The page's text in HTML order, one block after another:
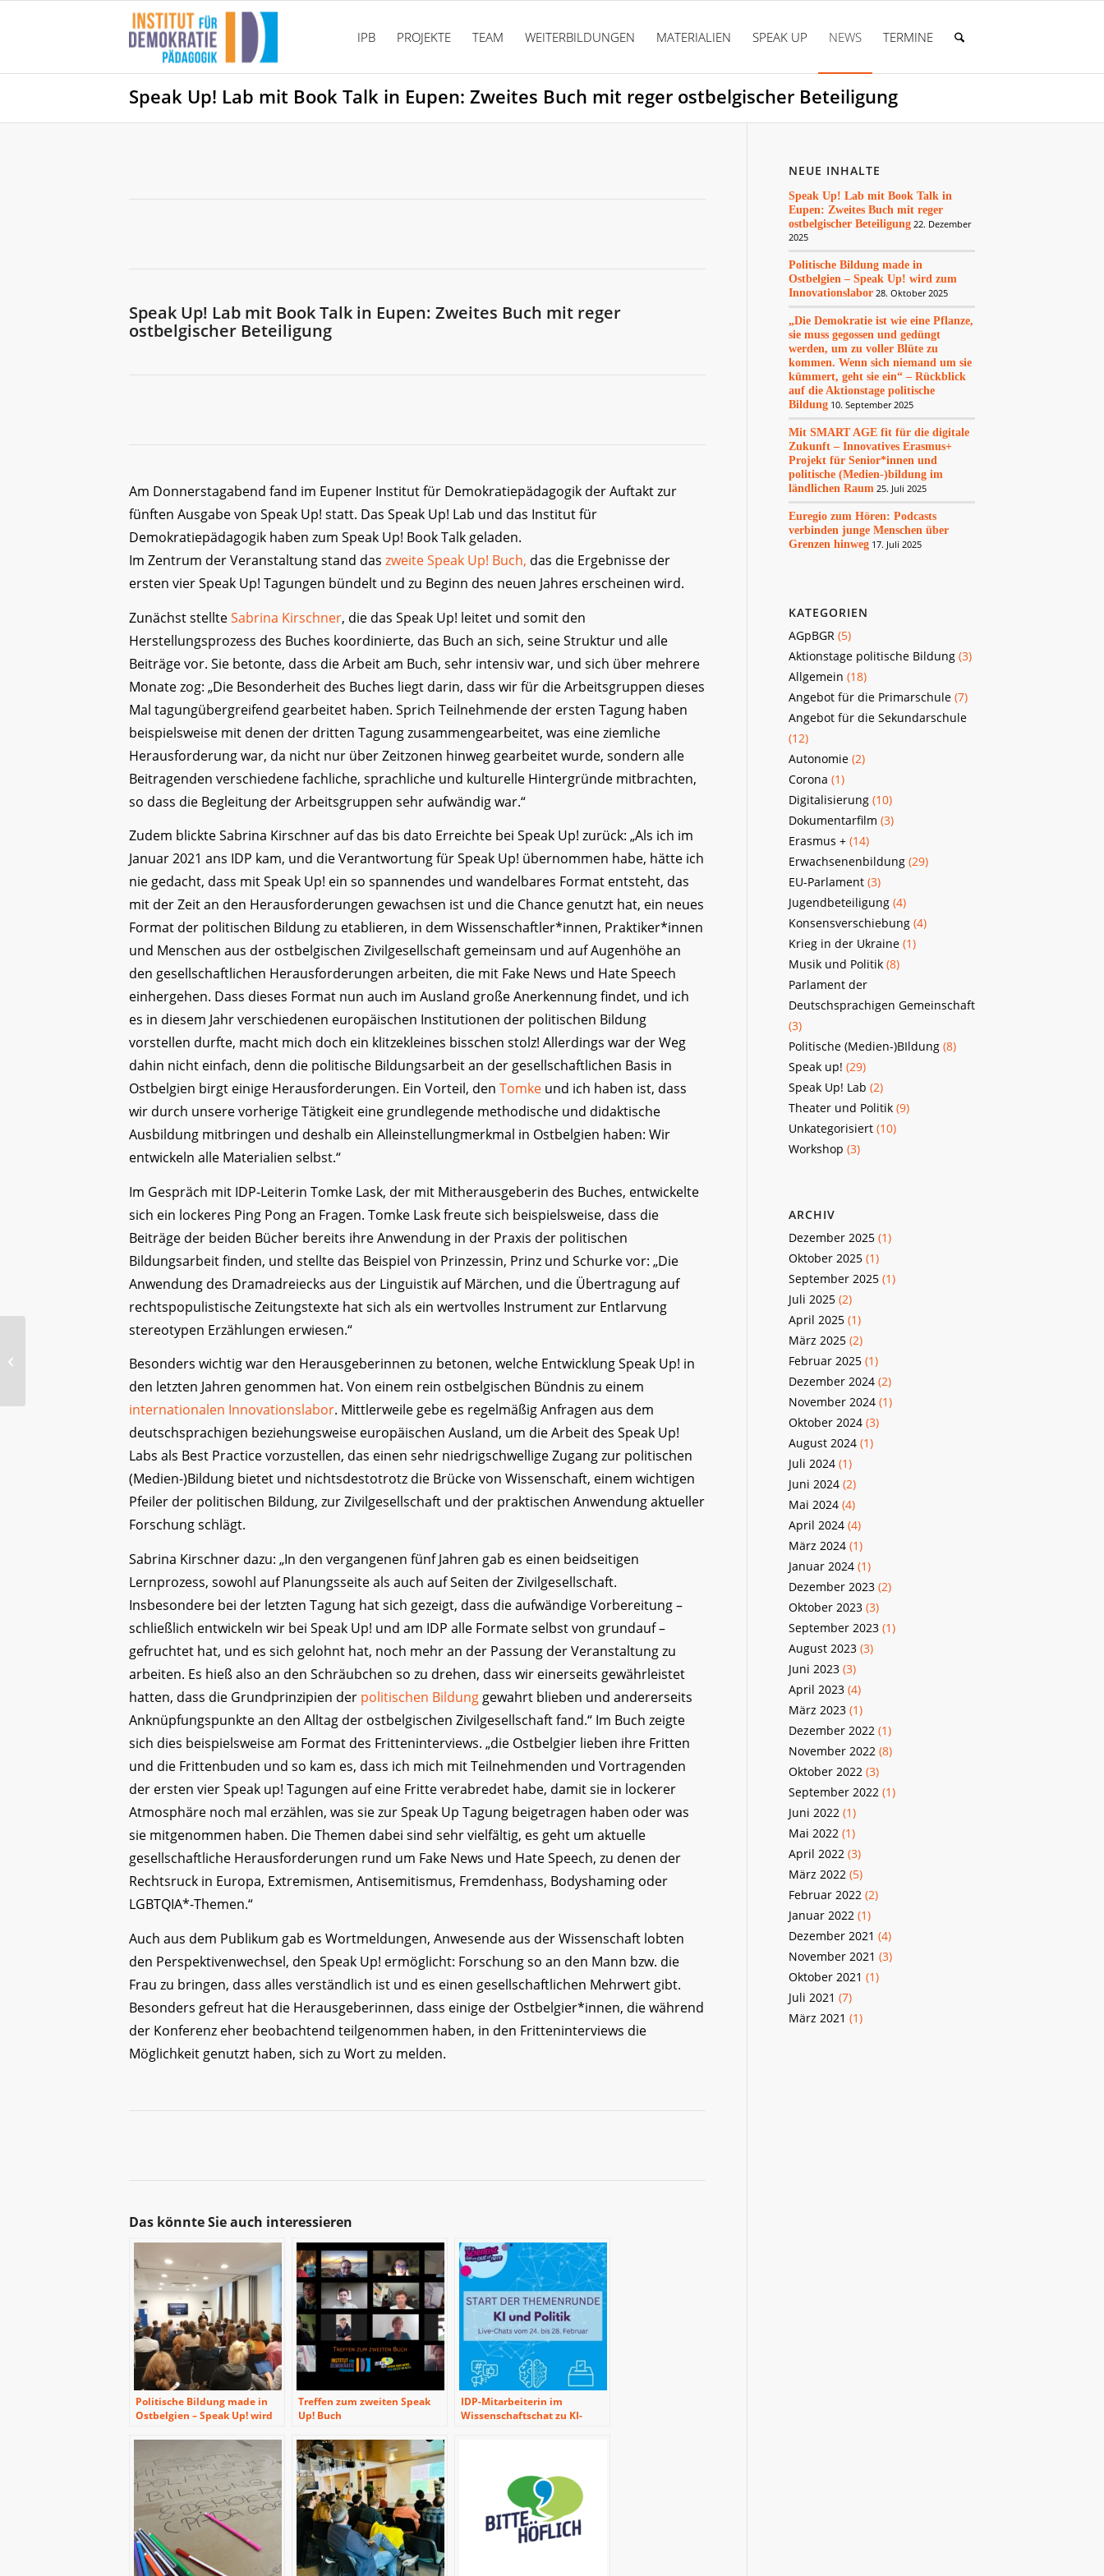
IPB PROJEKTE TEAM WEITERBILDUNGEN MATERIALIEN SPEAK UP NEWS TERMINE
Speak Up! Lab mit Book Talk in Eupen: Zweites Buch mit reger ostbelgischer Beteiligung
Speak Up! Lab mit Book Talk in Eupen: Zweites Buch mit reger
ostbelgischer Beteiligung
Am Donnerstagabend fand im Eupener Institut für Demokratiepädagogik der Auftakt zur
fünften Ausgabe von Speak Up! statt. Das Speak Up! Lab und das Institut für
Demokratiepädagogik haben zum Speak Up! Book Talk geladen.
Im Zentrum der Veranstaltung stand das zweite Speak Up! Buch, das die Ergebnisse der
ersten vier Speak Up! Tagungen bündelt und zu Beginn des neuen Jahres erscheinen wird.
Zunächst stellteSabrina Kirschner, die das Speak Up! leitet und somit den
Herstellungsprozess des Buches koordinierte, das Buch an sich, seine Struktur und alle
Beiträge vor. Sie betonte, dass die Arbeit am Buch, sehr intensiv war, und sich über mehrere
Monate zog: „Die Besonderheit des Buches liegt darin, dass wir für die Arbeitsgruppen dieses
Mal tagungübergreifend gearbeitet haben. Sprich Teilnehmende der ersten Tagung haben
beispielsweise mit denen der dritten Tagung zusammengearbeitet, was eine ziemliche
Herausforderung war, da nicht nur über Zeitzonen hinweg gearbeitet wurde, sondern alle
Beitragenden verschiedene fachliche, sprachliche und kulturelle Hintergründe mitbrachten,
so dass die Begleitung der Arbeitsgruppen sehr aufwändig war.“
Zudem blickte Sabrina Kirschner auf das bis dato Erreichte bei Speak Up! zurück: „Als ich im
Januar 2021 ans IDP kam, und die Verantwortung für Speak Up! übernommen habe, hätte ich
nie gedacht, dass mit Speak Up! ein so spannendes und wandelbares Format entsteht, das
mit der Zeit an den Herausforderungen gewachsen ist und die Chance genutzt hat, ein neues
Format der politischen Bildung zu etablieren, in dem Wissenschaftler*innen, Praktiker*innen
und Menschen aus der ostbelgischen Zivilgesellschaft gemeinsam und auf Augenhöhe an
den gesellschaftlichen Herausforderungen arbeiten, die mit Fake News und Hate Speech
einhergehen. Dass dieses Format nun auch im Ausland große Anerkennung findet, und ich
es in diesem Jahr verschiedenen europäischen Institutionen der politischen Bildung
vorstellen durfte, macht mich doch ein klitzekleines bisschen stolz! Allerdings war der Weg
dahin nicht einfach, denn die politische Bildungsarbeit an der gesellschaftlichen Basis in
Ostbelgien birgt einige Herausforderungen. Ein Vorteil, den Tomke und ich haben ist, dass
wir durch unsere vorherige Tätigkeit eine grundlegende methodische und didaktische
Ausbildung mitbringen und deshalb ein Alleinstellungmerkmal in Ostbelgien haben: Wir
entwickeln alle Materialien selbst.“
Im Gespräch mit IDP-Leiterin Tomke Lask, der mit Mitherausgeberin des Buches, entwickelte
sich ein lockeres Ping Pong an Fragen. Tomke Lask freute sich beispielsweise, dass die
Beiträge der beiden Bücher bereits ihre Anwendung in der Praxis der politischen
Bildungsarbeit finden, und stellte das Beispiel von Prinzessin, Prinz und Schurke vor: „Die
Anwendung des Dramadreiecks aus der Linguistik auf Märchen, und die Übertragung auf
rechtspopulistische Zeitungstexte hat sich als ein wertvolles Instrument zur Entlarvung
stereotypen Erzählungen erwiesen.“
Besonders wichtig war den Herausgeberinnen zu betonen, welche Entwicklung Speak Up! in
den letzten Jahren genommen hat. Von einem rein ostbelgischen Bündnis zu einem
internationalen Innovationslabor. Mittlerweile gebe es regelmäßig Anfragen aus dem
deutschsprachigen beziehungsweise europäischen Ausland, um die Arbeit des Speak Up!
Labs als Best Practice vorzustellen, das einen sehr niedrigschwellige Zugang zur politischen
(Medien-)Bildung bietet und nichtsdestotrotz die Brücke von Wissenschaft, einem wichtigen
Pfeiler der politischen Bildung, zur Zivilgesellschaft und der praktischen Anwendung aktueller
Forschung schlägt.
Sabrina Kirschner dazu: „In den vergangenen fünf Jahren gab es einen beidseitigen
Lernprozess, sowohl auf Planungsseite als auch auf Seiten der Zivilgesellschaft.
Insbesondere bei der letzten Tagung hat sich gezeigt, dass die aufwändige Vorbereitung –
schließlich entwickeln wir bei Speak Up! und am IDP alle Formate selbst von grundauf –
gefruchtet hat, und es sich gelohnt hat, noch mehr an der Passung der Veranstaltung zu
arbeiten. Es hieß also an den Schräubchen so zu drehen, dass wir einerseits gewährleistet
hatten, dass die Grundprinzipien der politischen Bildung gewahrt blieben und andererseits
Anknüpfungspunkte an den Alltag der ostbelgischen Zivilgesellschaft fand.“ Im Buch zeigte
sich dies beispielsweise am Format des Fritteninterviews. „die Ostbelgier lieben ihre Fritten
und die Frittenbuden und so kam es, dass ich mich mit Teilnehmenden und Vortragenden
der ersten vier Speak up! Tagungen auf eine Fritte verabredet habe, damit sie in lockerer
Atmosphäre noch mal erzählen, was sie zur Speak Up Tagung beigetragen haben oder was
sie mitgenommen haben. Die Themen dabei sind sehr vielfältig, es geht um aktuelle
gesellschaftliche Herausforderungen rund um Fake News und Hate Speech, zu denen der
Rechtsruck in Europa, Extremismen, Antisemitismus, Fremdenhass, Bodyshaming oder
LGBTQIA*-Themen.“
Auch aus dem Publikum gab es Wortmeldungen, Anwesende aus der Wissenschaft lobten
den Perspektivenwechsel, den Speak Up! ermöglicht: Forschung so an den Mann bzw. die
Frau zu bringen, dass alles verständlich ist und es einen gesellschaftlichen Mehrwert gibt.
Besonders gefreut hat die Herausgeberinnen, dass einige der Ostbelgier*innen, die während
der Konferenz eher beobachtend teilgenommen haben, in den Fritteninterviews die
Möglichkeit genutzt haben, sich zu Wort zu melden.
Das könnte Sie auch interessieren
Politische Bildung made in
Ostbelgien – Speak Up! wird
Treffen zum zweiten Speak
Up! Buch
IDP-Mitarbeiterin im
Wissenschaftschat zu KI-
NEUE INHALTE
Speak Up! Lab mit Book Talk in
Eupen: Zweites Buch mit reger
ostbelgischer Beteiligung 22. Dezember
2025
Politische Bildung made in
Ostbelgien – Speak Up! wird zum
Innovationslabor 28. Oktober 2025
„Die Demokratie ist wie eine Pflanze,
sie muss gegossen und gedüngt
werden, um zu voller Blüte zu
kommen. Wenn sich niemand um sie
kümmert, geht sie ein“ – Rückblick
auf die Aktionstage politische
Bildung 10. September 2025
Mit SMART AGE fit für die digitale
Zukunft – Innovatives Erasmus+
Projekt für Senior*innen und
politische (Medien-)bildung im
ländlichen Raum 25. Juli 2025
Euregio zum Hören: Podcasts
verbinden junge Menschen über
Grenzen hinweg 17. Juli 2025
KATEGORIEN
AGpBGR(5)
Aktionstage politische Bildung(3)
Allgemein (18)
Angebot für die Primarschule(7)
Angebot für die Sekundarschule
(12)
Autonomie(2)
Corona (1)
Digitalisierung(10)
Dokumentarfilm (3)
Erasmus +(14)
Erwachsenenbildung(29)
EU-Parlament(3)
Jugendbeteiligung(4)
Konsensverschiebung(4)
Krieg in der Ukraine(1)
Musik und Politik(8)
Parlament der
Deutschsprachigen Gemeinschaft
(3)
Politische (Medien-)BIldung(8)
Speak up! (29)
Speak Up! Lab (2)
Theater und Politik(9)
Unkategorisiert(10)
Workshop (3)
ARCHIV
Dezember 2025(1)
Oktober 2025(1)
September 2025(1)
Juli 2025(2)
April 2025(1)
März 2025(2)
Februar 2025(1)
Dezember 2024(2)
November 2024(1)
Oktober 2024(3)
August 2024(1)
Juli 2024(1)
Juni 2024(2)
Mai 2024(4)
April 2024(4)
März 2024(1)
Januar 2024(1)
Dezember 2023(2)
Oktober 2023(3)
September 2023(1)
August 2023(3)
Juni 2023(3)
April 2023(4)
März 2023(1)
Dezember 2022(1)
November 2022(8)
Oktober 2022(3)
September 2022(1)
Juni 2022(1)
Mai 2022(1)
April 2022(3)
März 2022(5)
Februar 2022(2)
Januar 2022(1)
Dezember 2021 (4)
November 2021 (3)
Oktober 2021 (1)
Juli 2021 (7)
März 2021 (1)